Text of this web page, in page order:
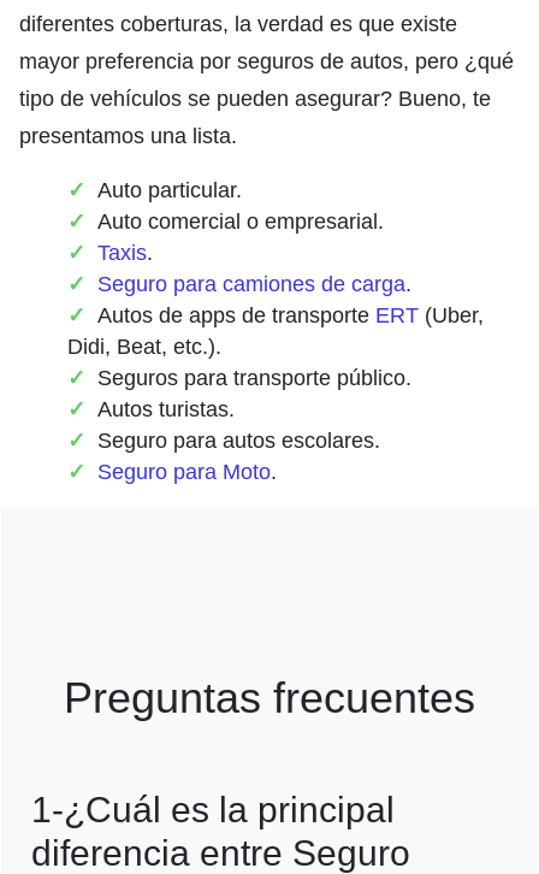
diferentes coberturas, la verdad es que existe
mayor preferencia por seguros de autos, pero ¿qué
tipo de vehículos se pueden asegurar? Bueno, te
presentamos una lista.
Auto particular.
Auto comercial o empresarial.
Taxis.
Seguro para camiones de carga.
Autos de apps de transporte ERT (Uber,
Didi, Beat, etc.).
Seguros para transporte público.
Autos turistas.
Seguro para autos escolares.
Seguro para Moto.
Preguntas frecuentes
1-¿Cuál es la principal
diferencia entre Seguro